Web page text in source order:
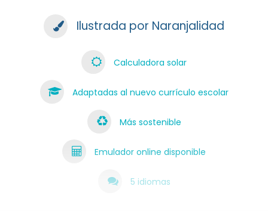
Ilustrada por Naranjalidad
Calculadora solar
Adaptadas al nuevo currículo escolar
Más sostenible
Emulador online disponible
5 idiomas